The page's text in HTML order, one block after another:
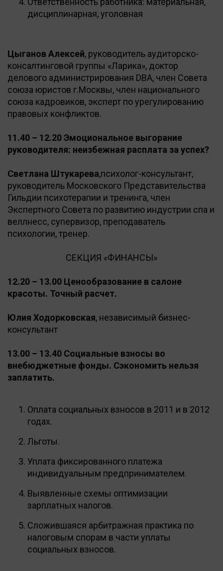
дисциплинарная, уголовная
Цыганов Алексей, руководитель аудиторско-
консалтинговой группы «Ларика», доктор
делового администрирования DBA, член Совета
союза юристов г.Москвы, член национального
союза кадровиков, эксперт по урегулированию
правовых конфликтов.
11.40 – 12.20 Эмоциональное выгорание
руководителя: неизбежная расплата за успех?
Светлана Штукарева,психолог-консультант,
руководитель Московского Представительства
Гильдии психотерапии и тренинга, член
Экспертного Совета по развитию индустрии спа и
веллнесс, супервизор, преподаватель
психологии, тренер.
СЕКЦИЯ «ФИНАНСЫ»
12.20 – 13.00 Ценообразование в салоне
красоты. Точный расчет.
Юлия Ходорковская, независимый бизнес-
консультант
13.00 – 13.40 Социальные взносы во
внебюджетные фонды. Сэкономить нельзя
заплатить.
Оплата социальных взносов в 2011 и в 2012
годах.
Льготы.
Уплата фиксированного платежа
индивидуальным предпринимателем.
Выявленные схемы оптимизации
зарплатных налогов.
Сложившаяся арбитражная практика по
налоговым спорам в части уплаты
социальных взносов.